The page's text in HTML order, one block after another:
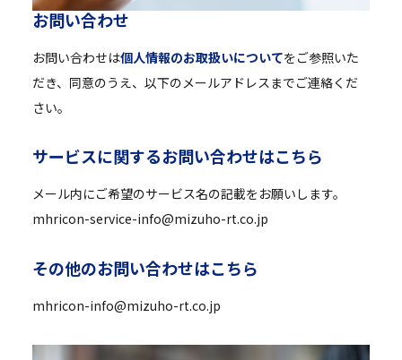
お問い合わせ
お問い合わせは個人情報のお取扱いについてをご参照いた
だき、同意のうえ、以下のメールアドレスまでご連絡くだ
さい。
サービスに関するお問い合わせはこちら
メール内にご希望のサービス名の記載をお願いします。
mhricon-service-info@mizuho-rt.co.jp
その他のお問い合わせはこちら
mhricon-info@mizuho-rt.co.jp